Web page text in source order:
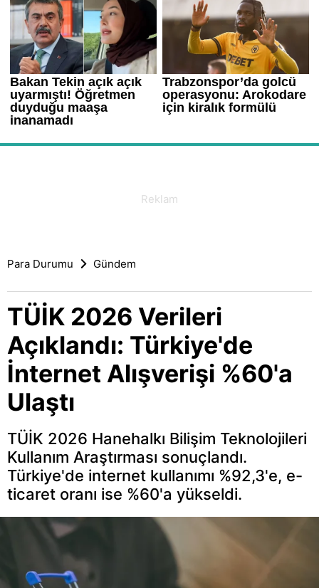
Para Durumu Gündem
TÜİK 2026 Verileri
Açıklandı: Türkiye'de
İnternet Alışverişi %60'a
Ulaştı
TÜİK 2026 Hanehalkı Bilişim Teknolojileri
Kullanım Araştırması sonuçlandı.
Türkiye'de internet kullanımı %92,3'e, e-
ticaret oranı ise %60'a yükseldi.